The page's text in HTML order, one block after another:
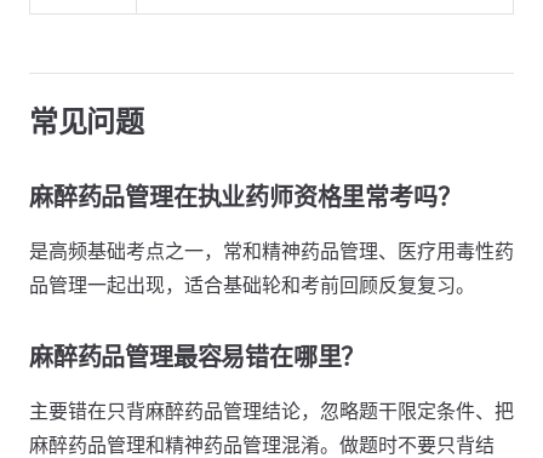
常见问题
麻醉药品管理在执业药师资格里常考吗？
是高频基础考点之一，常和精神药品管理、医疗用毒性药
品管理一起出现，适合基础轮和考前回顾反复复习。
麻醉药品管理最容易错在哪里？
主要错在只背麻醉药品管理结论，忽略题干限定条件、把
麻醉药品管理和精神药品管理混淆。做题时不要只背结